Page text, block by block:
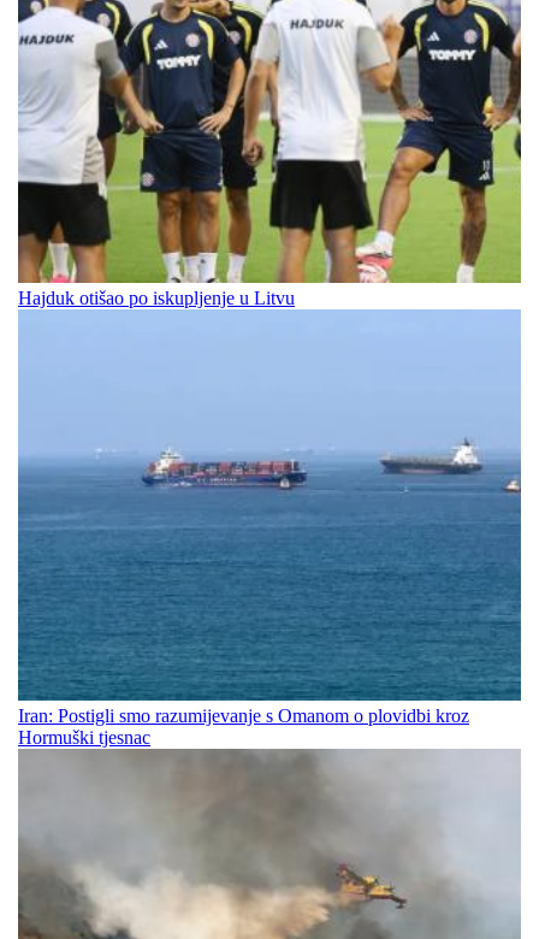
Hajduk otišao po iskupljenje u Litvu
Iran: Postigli smo razumijevanje s Omanom o plovidbi kroz
Hormuški tjesnac